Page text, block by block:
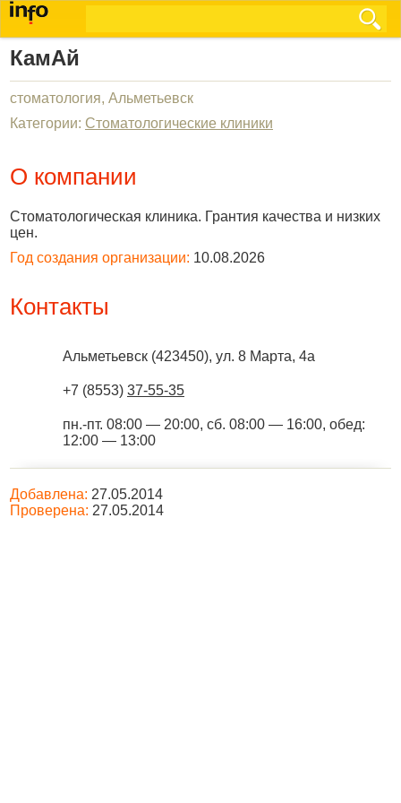
КамАй
стоматология, Альметьевск
Категории: Стоматологические клиники
О компании
Стоматологическая клиника. Грантия качества и низких
цен.
Год создания организации: 10.08.2026
Контакты
Альметьевск (423450), ул. 8 Марта, 4а
+7 (8553) 37-55-35
пн.-пт. 08:00 — 20:00, сб. 08:00 — 16:00, обед:
12:00 — 13:00
Добавлена: 27.05.2014
Проверена: 27.05.2014